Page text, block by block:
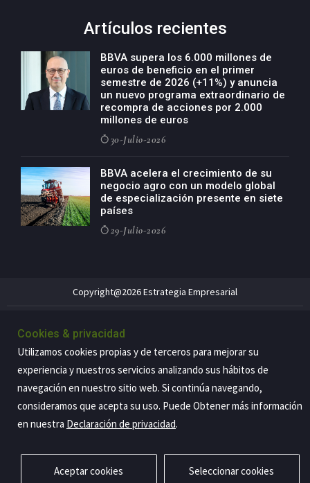
Artículos recientes
BBVA supera los 6.000 millones de
euros de beneficio en el primer
semestre de 2026 (+11%) y anuncia
un nuevo programa extraordinario de
recompra de acciones por 2.000
millones de euros
30-Julio-2026
BBVA acelera el crecimiento de su
negocio agro con un modelo global
de especialización presente en siete
países
29-Julio-2026
Copyright@2026 Estrategia Empresarial
Cookies & privacidad
Utilizamos cookies propias y de terceros para mejorar su
experiencia y nuestros servicios analizando sus hábitos de
navegación en nuestro sitio web. Si continúa navegando,
consideramos que acepta su uso. Puede Obtener más información
en nuestra Declaración de privacidad.
Aceptar cookies Seleccionar cookies